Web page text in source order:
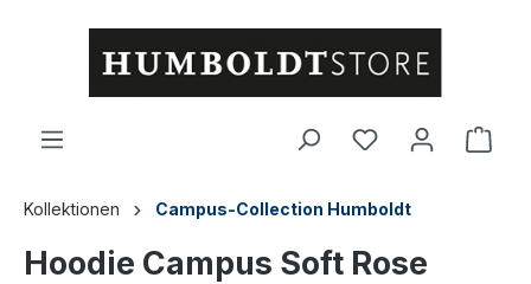
springen
Kollektionen Campus-Collection Humboldt
Hoodie Campus Soft Rose